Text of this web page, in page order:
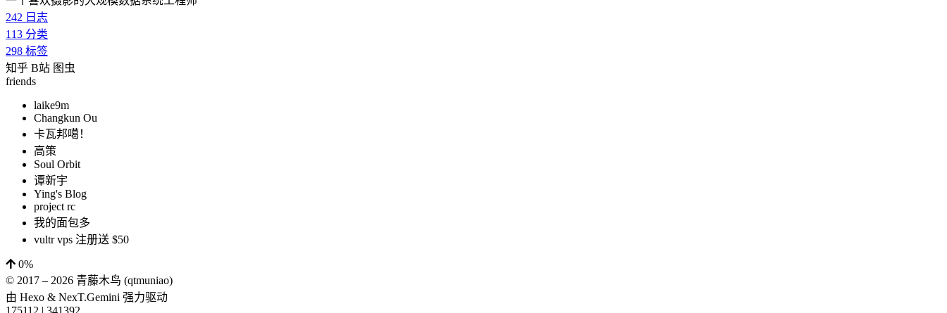
242 日志
113 分类
298 标签
知乎 B站 图虫
friends
laike9m
Changkun Ou
卡瓦邦噶！
高策
Soul Orbit
谭新宇
Ying's Blog
project rc
我的面包多
vultr vps 注册送 $50
0%
© 2017 – 2026 青藤木鸟 (qtmuniao)
由 Hexo & NexT.Gemini 强力驱动
175112 | 341392